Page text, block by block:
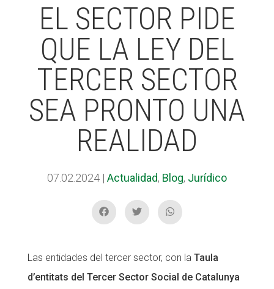
EL SECTOR PIDE
QUE LA LEY DEL
TERCER SECTOR
SEA PRONTO UNA
REALIDAD
07.02.2024 | Actualidad, Blog, Jurídico
Las entidades del tercer sector, con la Taula
d’entitats del Tercer Sector Social de Catalunya
ACCIÓ SOCIAL I JOVES
ESPLAIS
SUPORT TERCER SECTOR
ACCIÓ SOCIAL I JOVES
ESPLAIS
SUPORT TERCER SECTOR